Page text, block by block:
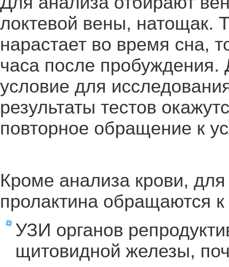
локтевой вены, натощак.
нарастает во время сна,
часа после
условие для
результаты тестов
повторное обращение к
Кроме анализа крови,
пролактина обращаются
УЗИ органов
щитовидной железы,